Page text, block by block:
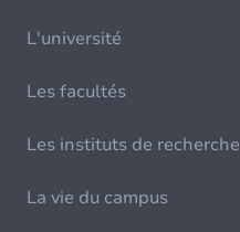
L'université
Les facultés
Les instituts de recherche
La vie du campus